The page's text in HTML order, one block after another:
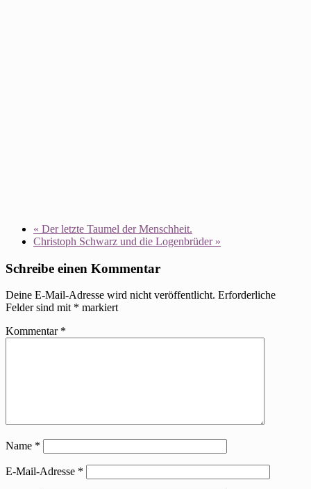
« Der letzte Taumel der Menschheit.
Christoph Schwarz und die Logenbrüder »
Schreibe einen Kommentar
Deine E-Mail-Adresse wird nicht veröffentlicht. Erforderliche
Felder sind mit * markiert
Kommentar *
Name *
E-Mail-Adresse *